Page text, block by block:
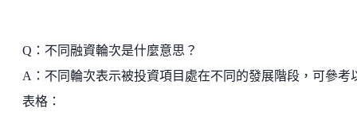
Q：不同融資輪次是什麼意思？
A：不同輪次表示被投資項目處在不同的發展階段，可參考
表格：